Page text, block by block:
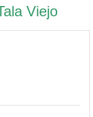
Viejo